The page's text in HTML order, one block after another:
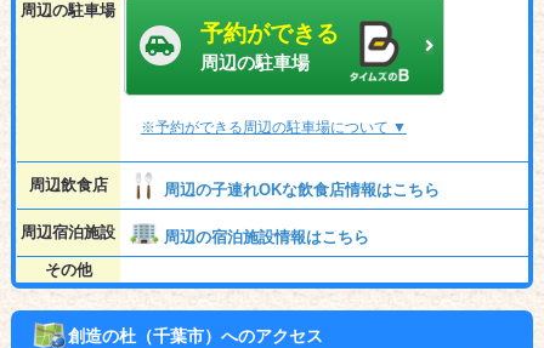
周辺の駐車場
予約ができる
周辺の駐車場
※予約ができる周辺の駐車場について ▼
周辺飲食店 周辺の子連れOKな飲食店情報はこちら
周辺宿泊施設
周辺の宿泊施設情報はこちら
その他
創造の杜（千葉市）へのアクセス